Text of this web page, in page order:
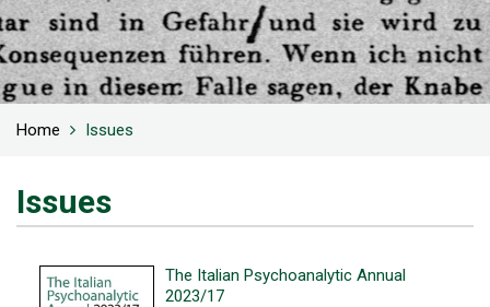
Home Issues
Issues
The Italian Psychoanalytic Annual
2023/17